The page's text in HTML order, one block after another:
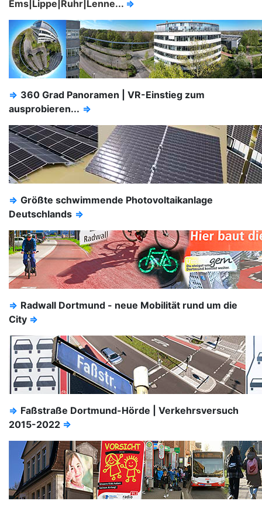
Ems|Lippe|Ruhr|Lenne... ⇒
⇒ 360 Grad Panoramen | VR-Einstieg zum
ausprobieren... ⇒
⇒ Größte schwimmende Photovoltaikanlage
Deutschlands ⇒
⇒ Radwall Dortmund - neue Mobilität rund um die
City ⇒
⇒ Faßstraße Dortmund-Hörde | Verkehrsversuch
2015-2022 ⇒